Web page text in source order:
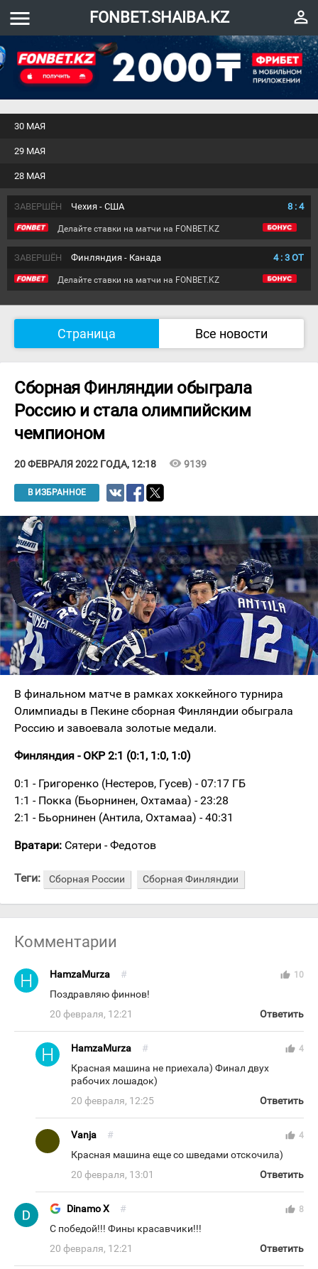
menu FONBET.SHAIBA.KZ perm_identity
28 МАЯ
29 МАЯ
30 МАЯ
ЗАВЕРШЁН Чехия - США 8 : 4
Делайте ставки на матчи на FONBET.KZ
ЗАВЕРШЁН Финляндия - Канада 4: 3 ОТ
Делайте ставки на матчи на FONBET.KZ
Страница Все новости
Сборная Финляндии обыграла
Россию и стала олимпийским
чемпионом
20 ФЕВРАЛЯ 2022 ГОДА, 12:18 visibility 9139
В ИЗБРАННОЕ
В финальном матче в рамках хоккейного турнира
Олимпиады в Пекине сборная Финляндии обыгралa
Россию и завоевала золотые медали.
Финляндия - ОКР2:1 (0:1, 1:0, 1:0)
0:1 - Григоренко (Нестеров, Гусев) - 07:17 ГБ
1:1 - Покка (Бьорнинен, Охтамаа) - 23:28
2:1 - Бьорнинен (Антила, Охтамаа) - 40:31
Вратари: Сятери - Федотов
Теги: Сборная России Сборная Финляндии
Комментарии
HamzaMurza # thumb_up 10
Поздравляю финнов!
20 февраля, 12:21
Ответить
HamzaMurza # thumb_up 4
Красная машина не приехала) Финал двух
рабочих лошадок)
20 февраля, 12:25
Ответить
Vanja # thumb_up 4
Красная машина еще со шведами отскочила)
20 февраля, 13:01
Ответить
Dinamo X # thumb_up 8
С победой!!! Фины красавчики!!!
20 февраля, 12:21
Ответить